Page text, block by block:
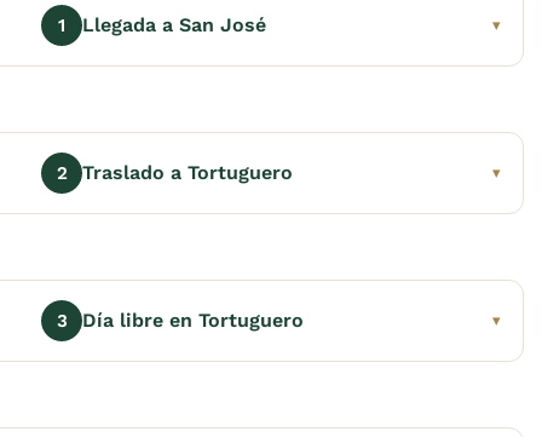
1 Llegada a San José ▾
2 Traslado a Tortuguero ▾
3 Día libre en Tortuguero ▾